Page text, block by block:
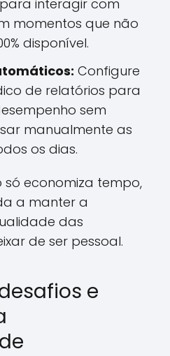
interagir com
momentos que não
disponível.
Configure
de relatórios para
sem
manualmente as
os dias.
economiza tempo,
a manter a
das
de ser pessoal.
e